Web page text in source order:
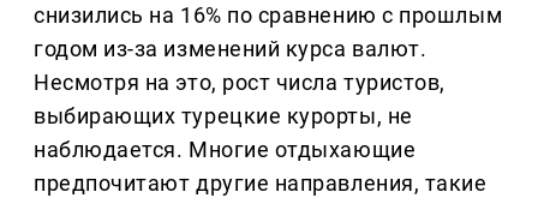
снизились на 16% по сравнению с прошлым
годом из-за изменений курса валют.
Несмотря на это, рост числа туристов,
выбирающих турецкие курорты, не
наблюдается. Многие отдыхающие
предпочитают другие направления, такие